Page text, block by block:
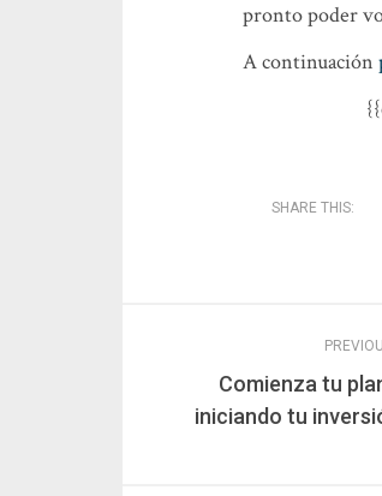
pronto poder
A continuación
SHARE THIS:
Comienza tu
iniciando tu